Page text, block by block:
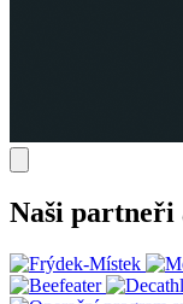
Naši partneři